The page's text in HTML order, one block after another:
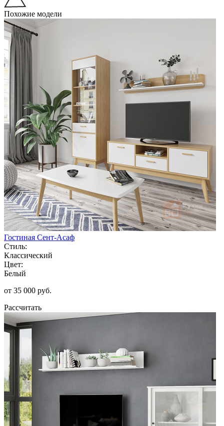
Похожие модели
Гостиная Сент-Асаф
Стиль:
Классический
Цвет:
Белый
от 35 000 руб.
Рассчитать